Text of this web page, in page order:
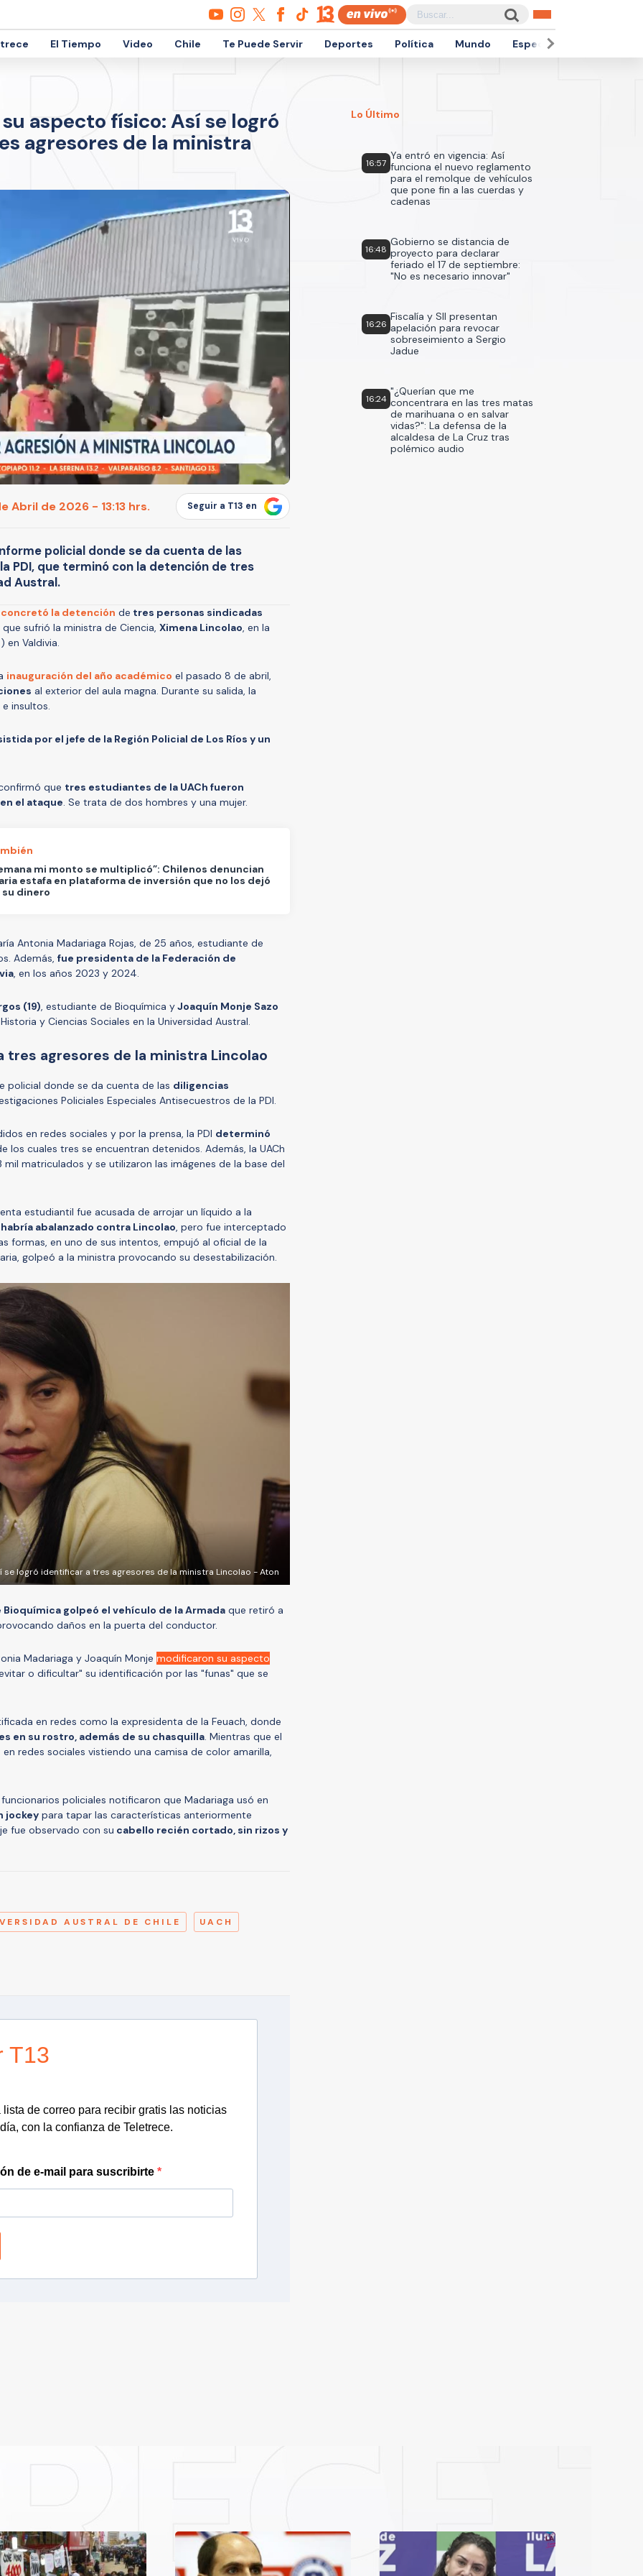
El Tiempo Video Chile Te Puede Servir Deportes Política Mundo Espectáculos
aspecto físico: Así se logró
agresores de la ministra
Abril de 2026 - 13:13 hrs. Seguir a T13 en
policial donde se da cuenta de las
PDI, que terminó con la detención de tres
Austral.
concretó la detención de tres personas sindicadas
que sufrió la ministra de Ciencia, Ximena Lincolao, en la
en Valdivia.
inauguración del año académico el pasado 8 de abril,
al exterior del aula magna. Durante su salida, la
insultos.
por el jefe de la Región Policial de Los Ríos y un
que tres estudiantes de la UACh fueron
el ataque. Se trata de dos hombres y una mujer.
mi monto se multiplicó”: Chilenos denuncian
estafa en plataforma de inversión que no los dejó
dinero
Antonia Madariaga Rojas, de 25 años, estudiante de
Además, fue presidenta de la Federación de
, en los años 2023 y 2024.
(19), estudiante de Bioquímica yJoaquín Monje Sazo
y Ciencias Sociales en la Universidad Austral.
tres agresores de la ministra Lincolao
policial donde se da cuenta de las diligencias
Policiales Especiales Antisecuestros de la PDI.
en redes sociales y por la prensa, la PDI determinó
los cuales tres se encuentran detenidos. Además, la UACh
matriculados y se utilizaron las imágenes de la base del
estudiantil fue acusada de arrojar un líquido a la
abalanzado contra Lincolao, pero fue interceptado
formas, en uno de sus intentos, empujó al oficial de la
golpeó a la ministra provocando su desestabilización.
se logró identificar a tres agresores de la ministra Lincolao - Aton
golpeó el vehículo de la Armada que retiró a
daños en la puerta del conductor.
Madariaga y Joaquín Monje modificaron su aspecto
o dificultar" su identificación por las "funas" que se
en redes como la expresidenta de la Feuach, donde
en su rostro, además de su chasquilla. Mientras que el
redes sociales vistiendo una camisa de color amarilla,
policiales notificaron que Madariaga usó en
jockey para tapar las características anteriormente
fue observado con su cabello recién cortado, sin rizos y
AUSTRAL DE CHILE UACH
T13
de correo para recibir gratis las noticias
con la confianza de Teletrece.
de e-mail para suscribirte
Lo Último
16:57
Ya entró en vigencia: Así
funciona el nuevo reglamento
para el remolque de vehículos
que pone fin a las cuerdas y
cadenas
16:48
Gobierno se distancia de
proyecto para declarar
feriado el 17 de septiembre:
"No es necesario innovar"
16:26
Fiscalía y SII presentan
apelación para revocar
sobreseimiento a Sergio
Jadue
16:24
"¿Querían que me
concentrara en las tres matas
de marihuana o en salvar
vidas?": La defensa de la
alcaldesa de La Cruz tras
polémico audio